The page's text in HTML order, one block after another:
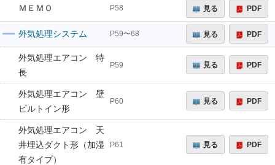
ＭＥＭＯ P58 見る PDF
外気処理システム P59〜68 見る PDF
外気処理エアコン 特
長
P59 見る PDF
外気処理エアコン 壁
ビルトイン形
P60 見る PDF
外気処理エアコン 天
井埋込ダクト形（加湿
有タイプ）
P61 見る PDF